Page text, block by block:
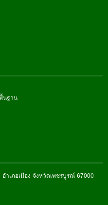
นฐาน
ำเภอเมือง จังหวัดเพชรบูรณ์ 67000